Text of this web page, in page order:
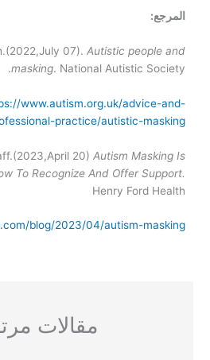
المرجع:
.(2022,July 07). Autistic people and
masking. National Autistic Society.
www.autism.org.uk/advice-and-
practice/autistic-masking
April 20) Autism Masking Is
To Recognize And Offer Support.
Henry Ford Health
blog/2023/04/autism-masking
مقالات